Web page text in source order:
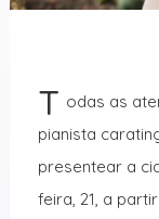
T odas as
pianista
presentear a
feira, 21, a